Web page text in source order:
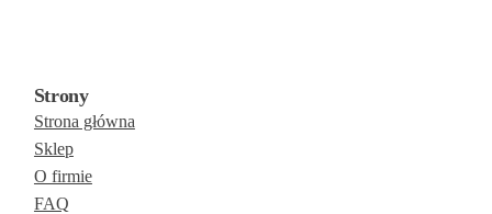
Strony
Strona główna
Sklep
O firmie
FAQ